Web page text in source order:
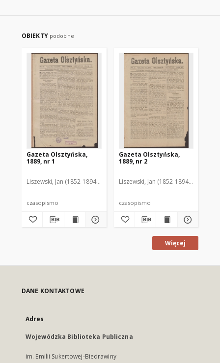
OBIEKTY podobne
Gazeta Olsztyńska,
1889, nr 1
Liszewski, Jan (1852-1894). Red.
czasopismo
Gazeta Olsztyńska,
1889, nr 2
Liszewski, Jan (1852-1894). Red.
czasopismo
Więcej
DANE KONTAKTOWE
Adres
Wojewódzka Biblioteka Publiczna
im. Emilii Sukertowej-Biedrawiny